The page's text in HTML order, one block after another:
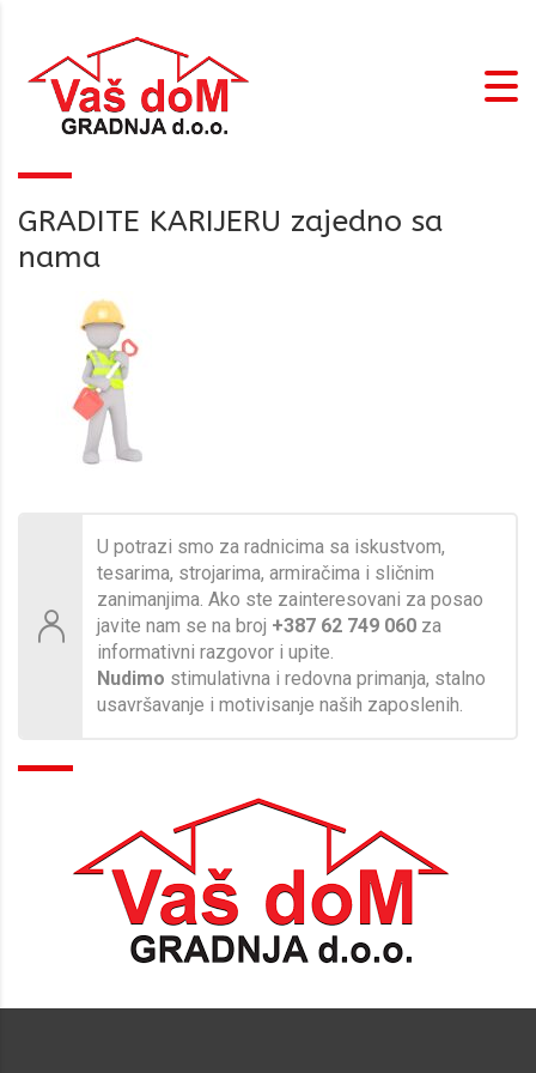
GRADITE KARIJERU zajedno sa
nama
U potrazi smo za radnicima sa iskustvom,
tesarima, strojarima, armiračima i sličnim
zanimanjima. Ako ste zainteresovani za posao
javite nam se na broj +387 62 749 060 za
informativni razgovor i upite.
Nudimo stimulativna i redovna primanja, stalno
usavršavanje i motivisanje naših zaposlenih.